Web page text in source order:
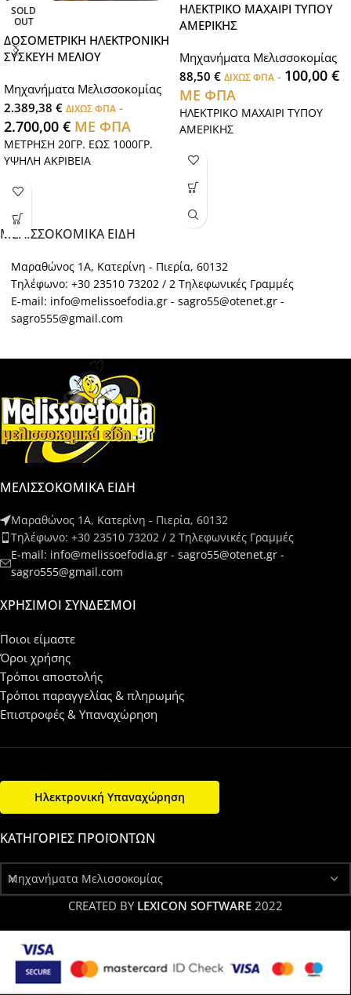
SOLD
OUT
ΔΟΣΟΜΕΤΡΙΚΗ ΗΛΕΚΤΡΟΝΙΚΗ
ΣΥΣΚΕΥΗ ΜΕΛΙΟΥ
Μηχανήματα Μελισσοκομίας
2.389,38 € ΔΙΧΩΣ ΦΠΑ -
2.700,00 € ΜΕ ΦΠΑ
ΜΕΤΡΗΣΗ 20ΓΡ. ΕΩΣ 1000ΓΡ.
ΥΨΗΛΗ ΑΚΡΙΒΕΙΑ
ΗΛΕΚΤΡΙΚΟ ΜΑΧΑΙΡΙ ΤΥΠΟΥ
ΑΜΕΡΙΚΗΣ
Μηχανήματα Μελισσοκομίας
88,50 € ΔΙΧΩΣ ΦΠΑ - 100,00 €
ΜΕ ΦΠΑ
ΗΛΕΚΤΡΙΚΟ ΜΑΧΑΙΡΙ ΤΥΠΟΥ
ΑΜΕΡΙΚΗΣ
ΜΕΛΙΣΣΟΚΟΜΙΚΑ ΕΙΔΗ
Μαραθώνος 1Α, Κατερίνη - Πιερία, 60132
Τηλέφωνο: +30 23510 73202 / 2 Τηλεφωνικές Γραμμές
E-mail: info@melissoefodia.gr - sagro55@otenet.gr -
sagro555@gmail.com
ΜΕΛΙΣΣΟΚΟΜΙΚΑ ΕΙΔΗ
Μαραθώνος 1Α, Κατερίνη - Πιερία, 60132
Τηλέφωνο: +30 23510 73202 / 2 Τηλεφωνικές Γραμμές
E-mail: info@melissoefodia.gr - sagro55@otenet.gr -
sagro555@gmail.com
ΧΡΉΣΙΜΟΙ ΣΎΝΔΕΣΜΟΙ
Ποιοι είμαστε
Όροι χρήσης
Τρόποι αποστολής
Τρόποι παραγγελίας & πληρωμής
Επιστροφές & Υπαναχώρηση
Ηλεκτρονική Υπαναχώρηση
ΚΑΤΗΓΟΡΊΕΣ ΠΡΟΪΌΝΤΩΝ
Μηχανήματα Μελισσοκομίας
CREATED BY LEXICON SOFTWARE 2022